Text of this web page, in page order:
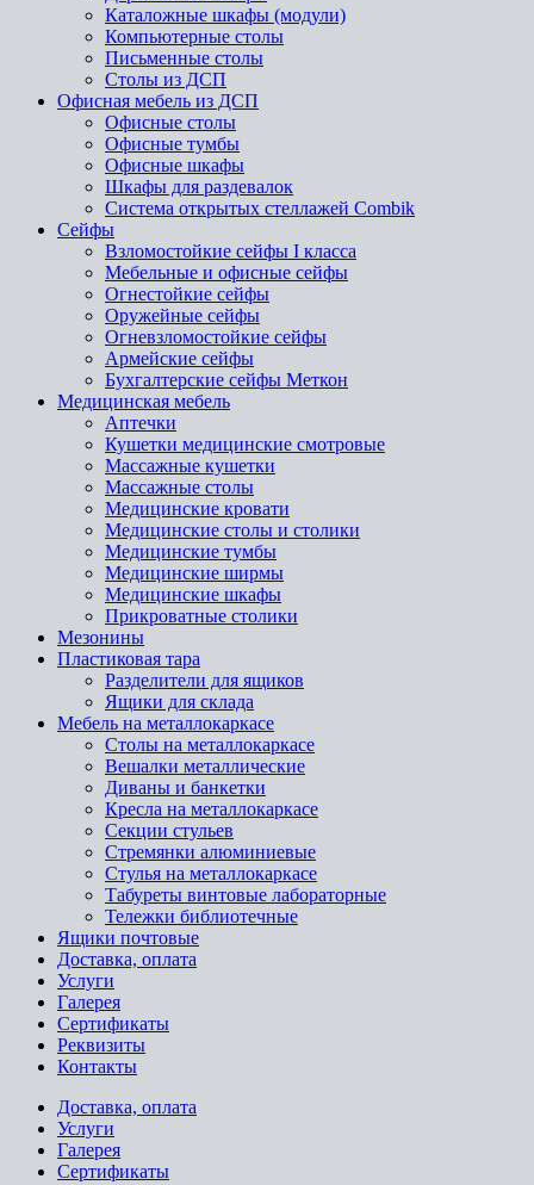
Каталожные шкафы (модули)
Компьютерные столы
Письменные столы
Столы из ДСП
Офисная мебель из ДСП
Офисные столы
Офисные тумбы
Офисные шкафы
Шкафы для раздевалок
Система открытых стеллажей Combik
Сейфы
Взломостойкие сейфы I класса
Мебельные и офисные сейфы
Огнестойкие сейфы
Оружейные сейфы
Огневзломостойкие сейфы
Армейские сейфы
Бухгалтерские сейфы Меткон
Медицинская мебель
Аптечки
Кушетки медицинские смотровые
Массажные кушетки
Массажные столы
Медицинские кровати
Медицинские столы и столики
Медицинские тумбы
Медицинские ширмы
Медицинские шкафы
Прикроватные столики
Мезонины
Пластиковая тара
Разделители для ящиков
Ящики для склада
Мебель на металлокаркасе
Cтолы на металлокаркасе
Вешалки металлические
Диваны и банкетки
Кресла на металлокаркасе
Секции стульев
Стремянки алюминиевые
Стулья на металлокаркасе
Табуреты винтовые лабораторные
Тележки библиотечные
Ящики почтовые
Доставка, оплата
Услуги
Галерея
Сертификаты
Реквизиты
Контакты
Доставка, оплата
Услуги
Галерея
Сертификаты